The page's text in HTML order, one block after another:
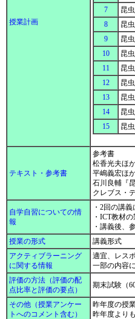
授業計画
7
昆
8
昆
9
昆
10
昆
11
昆
12
昆
13
昆
14
昆
15
昆
テキスト・参考書
参考書
松香光夫ほ
平嶋義宏ほ
石川良輔『
クレブス・
自学自習についての情
報
・2回の講
・ICT教材
・講義後、
授業の形式
講義形式
アクティブラーニング
に関する情報
適宜、レス
一部の内容
評価の方法（評価の配
点比率と評価の要点）
期末試験（
その他（授業アンケー
トへのコメント含む）
昨年度の授
昨年度より